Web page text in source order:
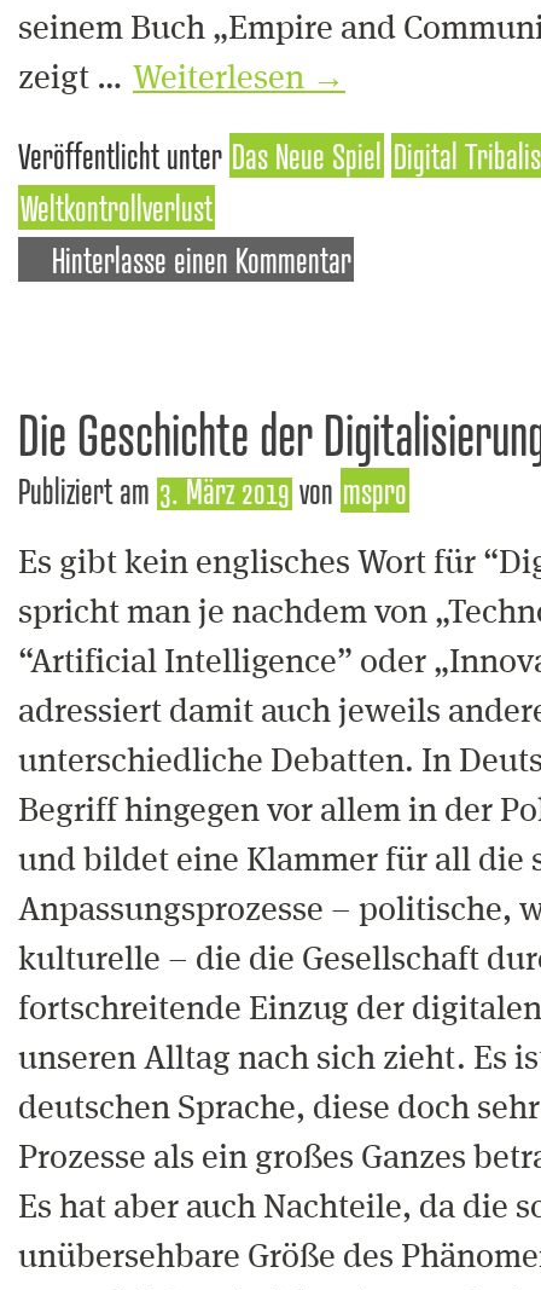
seinem Buch „Empire and
zeigt … Weiterlesen →
Veröffentlicht unter Das Neue Spiel Digital
Weltkontrollverlust
Hinterlasse einen Kommentar
Die Geschichte der
Publiziert am 3. März 2019 von mspro
Es gibt kein englisches Wort für
spricht man je nachdem von
“Artificial Intelligence” oder
adressiert damit auch jeweils
unterschiedliche Debatten. In
Begriff hingegen vor allem in der
und bildet eine Klammer für all die
Anpassungsprozesse – politische,
kulturelle – die die Gesellschaft
fortschreitende Einzug der
unseren Alltag nach sich zieht. Es
deutschen Sprache, diese doch
Prozesse als ein großes Ganzes
Es hat aber auch Nachteile, da die
unübersehbare Größe des